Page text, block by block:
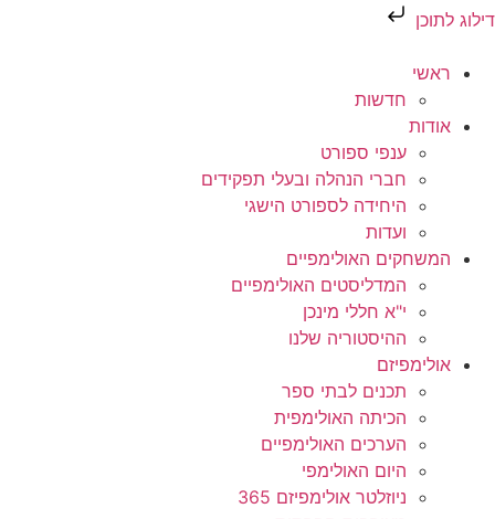
דילוג לתוכן
ראשי
חדשות
אודות
ענפי ספורט
חברי הנהלה ובעלי תפקידים
היחידה לספורט הישגי
ועדות
המשחקים האולימפיים
המדליסטים האולימפיים
י"א חללי מינכן
ההיסטוריה שלנו
אולימפיזם
תכנים לבתי ספר
הכיתה האולימפית
הערכים האולימפיים
היום האולימפי
ניוזלטר אולימפיזם 365